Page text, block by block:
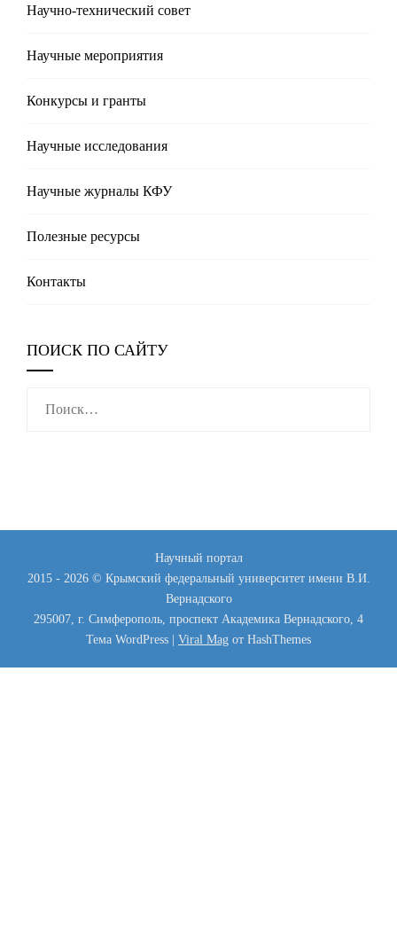
Научно-технический совет
Научные мероприятия
Конкурсы и гранты
Научные исследования
Научные журналы КФУ
Полезные реcурсы
Контакты
ПОИСК ПО САЙТУ
Научный портал
2015 - 2026 © Крымский федеральный университет имени В.И.
Вернадского
295007, г. Симферополь, проспект Академика Вернадского, 4
Тема WordPress | Viral Mag от HashThemes